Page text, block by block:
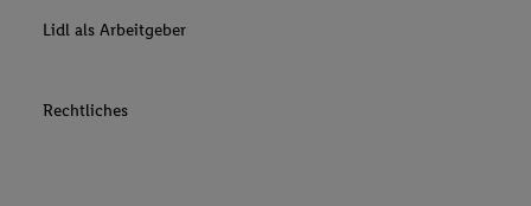
Lidl als Arbeitgeber
Rechtliches